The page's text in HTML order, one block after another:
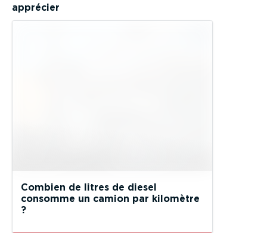
apprécier
Combien de litres de diesel
consomme un camion par kilomètre
?